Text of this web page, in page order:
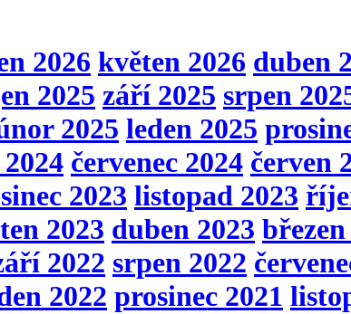
2026 květen 2026 duben
2025 září 2025 srpen
2025 leden 2025
červenec 2024 červen
2023 listopad 2023
2023 duben 2023 březen
2022 srpen 2022
2022 prosinec 2021